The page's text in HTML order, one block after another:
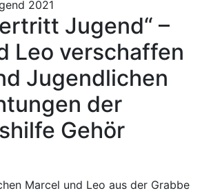
Jugend“ –
Leo verschaffen
Jugendlichen
der
Gehör
Marcel und Leo aus der Grabbe